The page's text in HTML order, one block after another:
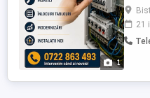
1
de
21